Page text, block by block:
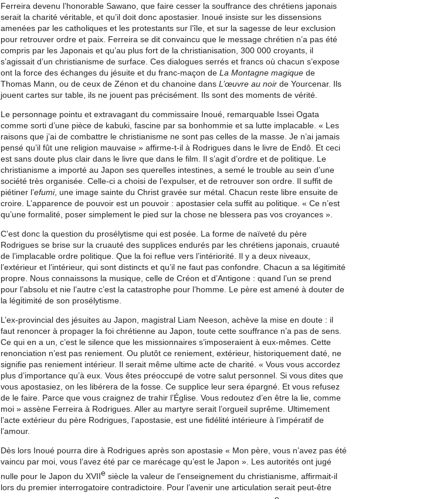
Ferreira devenu l’honorable Sawano, que faire cesser la souffrance des chrétiens japonais
serait la charité véritable, et qu’il doit donc apostasier. Inoué insiste sur les dissensions
amenées par les catholiques et les protestants sur l’île, et sur la sagesse de leur exclusion
pour retrouver ordre et paix. Ferreira se dit convaincu que le message chrétien n’a pas été
compris par les Japonais et qu’au plus fort de la christianisation, 300 000 croyants, il
s’agissait d’un christianisme de surface. Ces dialogues serrés et francs où chacun s’expose
ont la force des échanges du jésuite et du franc-maçon deLaMontagne magique de
Thomas Mann, ou de ceux de Zénon et du chanoine dansL’œuvre au noir de Yourcenar. Ils
jouent cartes sur table, ils ne jouent pas précisément. Ils sont des moments de vérité.
Le personnage pointu et extravagant du commissaire Inoué, remarquable Issei Ogata
comme sorti d’une pièce de kabuki, fascine par sa bonhommie et sa lutte implacable. « Les
raisons que j’ai de combattre le christianisme ne sont pas celles de la masse. Je n’ai jamais
pensé qu’il fût une religion mauvaise » affirme-t-il à Rodrigues dans le livre de Endô. Et ceci
est sans doute plus clair dans le livre que dans le film. Il s’agit d’ordre et de politique. Le
christianisme a importé au Japon ses querelles intestines, a semé le trouble au sein d’une
société très organisée. Celle-ci a choisi de l’expulser, et de retrouver son ordre. Il suffit de
piétiner l’efumi, une image sainte du Christ gravée sur métal. Chacun reste libre ensuite de
croire. L’apparence de pouvoir est un pouvoir : apostasier cela suffit au politique. « Ce n’est
qu’une formalité, poser simplement le pied sur la chose ne blessera pas vos croyances ».
C’est donc la question du prosélytisme qui est posée. La forme de naïveté du père
Rodrigues se brise sur la cruauté des supplices endurés par les chrétiens japonais, cruauté
de l’implacable ordre politique. Que la foi reflue vers l’intériorité. Il y a deux niveaux,
l’extérieur et l’intérieur, qui sont distincts et qu’il ne faut pas confondre. Chacun a sa légitimité
propre. Nous connaissons la musique, celle de Créon et d’Antigone : quand l’un se prend
pour l’absolu et nie l’autre c’est la catastrophe pour l’homme. Le père est amené à douter de
la légitimité de son prosélytisme.
L’ex-provincial des jésuites au Japon, magistral Liam Neeson, achève la mise en doute : il
faut renoncer à propager la foi chrétienne au Japon, toute cette souffrance n’a pas de sens.
Ce qui en a un, c’est le silence que les missionnaires s’imposeraient à eux-mêmes. Cette
renonciation n’est pas reniement. Ou plutôt ce reniement, extérieur, historiquement daté, ne
signifie pas reniement intérieur. Il serait même ultime acte de charité. « Vous vous accordez
plus d’importance qu’à eux. Vous êtes préoccupé de votre salut personnel. Si vous dites que
vous apostasiez, on les libérera de la fosse. Ce supplice leur sera épargné. Et vous refusez
de le faire. Parce que vous craignez de trahir l’Église. Vous redoutez d’en être la lie, comme
moi » assène Ferreira à Rodrigues. Aller au martyre serait l’orgueil suprême. Ultimement
l’acte extérieur du père Rodrigues, l’apostasie, est une fidélité intérieure à l’impératif de
l’amour.
Dès lors Inoué pourra dire à Rodrigues après son apostasie « Mon père, vous n’avez pas été
vaincu par moi, vous l’avez été par ce marécage qu’est le Japon ». Les autorités ont jugé
nulle pour le Japon du XVIIe siècle la valeur de l’enseignement du christianisme, affirmait-il
lors du premier interrogatoire contradictoire. Pour l’avenir une articulation serait peut-être